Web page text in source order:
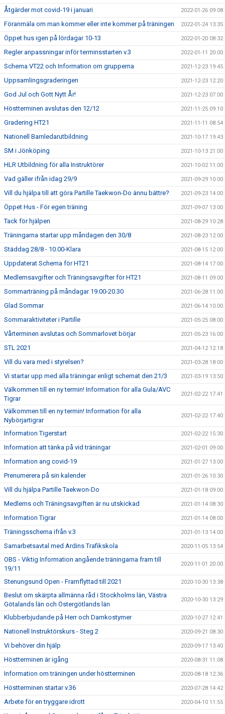
Åtgärder mot covid-19 i januari 2022-01-26 09:08
Föranmäla om man kommer eller inte kommer på träningen 2022-01-24 13:35
Öppet hus igen på lördagar 10-13 2022-01-20 08:32
Regler anpassningar inför terminsstarten v.3 2022-01-11 20:00
Schema VT22 och Information om grupperna 2021-12-23 19:45
Uppsamlingsgraderingen 2021-12-23 12:20
God Jul och Gott Nytt År! 2021-12-23 07:00
Höstterminen avslutas den 12/12 2021-11-25 09:10
Gradering HT21 2021-11-11 08:54
Nationell Barnledarutbildning 2021-10-17 19:43
SM i Jönköping 2021-10-13 21:00
HLR Utbildning för alla Instruktörer 2021-10-02 11:00
Vad gäller ifrån idag 29/9 2021-09-29 10:00
Vill du hjälpa till att göra Partille Taekwon-Do ännu bättre? 2021-09-23 14:00
Öppet Hus - För egen träning 2021-09-07 13:00
Tack för hjälpen 2021-08-29 10:28
Träningarna startar upp måndagen den 30/8 2021-08-23 12:00
Städdag 28/8 - 10.00-Klara 2021-08-15 12:00
Uppdaterat Schema för HT21 2021-08-14 17:00
Medlemsavgifter och Träningsavgifter för HT21 2021-08-11 09:00
Sommarträning på måndagar 19.00-20.30 2021-06-28 11:00
Glad Sommar 2021-06-14 10:00
Sommaraktiviteter i Partille 2021-05-25 08:00
Vårterminen avslutas och Sommarlovet börjar 2021-05-23 16:00
STL 2021 2021-04-12 12:18
Vill du vara med i styrelsen? 2021-03-28 18:00
Vi startar upp med alla träningar enligt schemat den 21/3 2021-03-19 13:50
Välkommen till en ny termin! Information för alla Gula/AVC
Tigrar
2021-02-22 17:41
Välkommen till en ny termin! Information för alla
Nybörjartigrar
2021-02-22 17:40
Information Tigerstart 2021-02-22 15:30
Information att tänka på vid träningar 2021-02-01 09:00
Information ang covid-19 2021-01-27 13:00
Prenumerera på sin kalender 2021-01-26 10:30
Vill du hjälpa Partille Taekwon-Do 2021-01-18 09:00
Medlems och Träningsavgiften är nu utskickad 2021-01-14 08:30
Information Tigrar 2021-01-14 08:00
Träningsschema ifrån v.3 2021-01-13 14:00
Samarbetsavtal med Ardins Trafikskola 2020-11-05 13:54
OBS - Viktig Information angående träningarna fram till
19/11
2020-11-01 20:00
Stenungsund Open - Framflyttad till 2021 2020-10-30 13:38
Beslut om skärpta allmänna råd i Stockholms län, Västra
Götalands län och Östergötlands län
2020-10-30 13:29
Klubberbjudande på Herr och Damkostymer 2020-10-27 12:41
Nationell Instruktörskurs - Steg 2 2020-09-21 08:30
Vi behöver din hjälp 2020-09-17 13:40
Höstterminen är igång 2020-08-31 11:08
Information om träningen under höstterminen 2020-08-18 12:36
Höstterminen startar v.36 2020-07-28 14:42
Arbete för en tryggare idrott 2020-04-10 11:55